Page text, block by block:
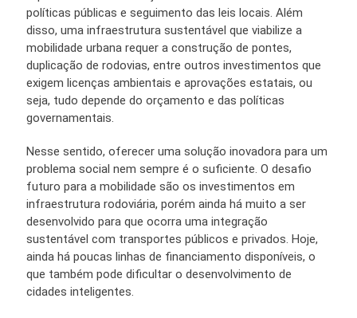
políticas públicas e seguimento das leis locais. Além
disso, uma infraestrutura sustentável que viabilize a
mobilidade urbana requer a construção de pontes,
duplicação de rodovias, entre outros investimentos que
exigem licenças ambientais e aprovações estatais, ou
seja, tudo depende do orçamento e das políticas
governamentais.
Nesse sentido, oferecer uma solução inovadora para um
problema social nem sempre é o suficiente. O desafio
futuro para a mobilidade são os investimentos em
infraestrutura rodoviária, porém ainda há muito a ser
desenvolvido para que ocorra uma integração
sustentável com transportes públicos e privados. Hoje,
ainda há poucas linhas de financiamento disponíveis, o
que também pode dificultar o desenvolvimento de
cidades inteligentes.